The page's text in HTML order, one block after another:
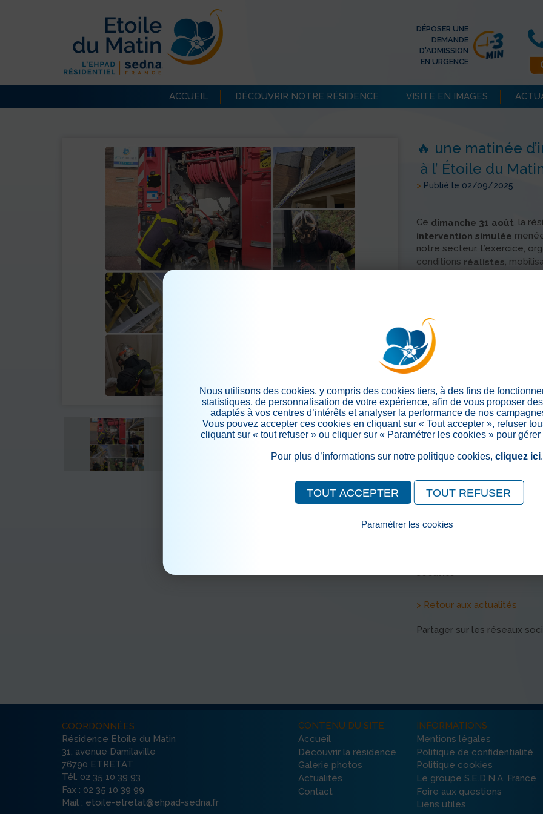
DÉPOSER UNE
DEMANDE
D'ADMISSION
EN URGENCE
ACCUEIL DÉCOUVRIR NOTRE RÉSIDENCE VISITE EN IMAGES
🔥 une matinée
à l’ Étoile du
> Publié le 02/09/2025
Ce dimanche 31 août, la
intervention simulée
notre secteur. L’exercice,
conditions réalistes,
…
L’équipe de la résidence a
simulée
, sans en connaître
tester les
dans un contexte
💪 Une coordination
Lespompiers volontaires
enchaînant les manœuvres
cette intervention fut
d’évacuation, les
🙏 Une collaboration
Nous remercions
de cet exercice
simulation est pour nous
,
sécurité.
> Retour aux actualités
Partager sur les réseaux
COORDONNÉES
Résidence Etoile du Matin
31, avenue Damilaville
76790 ETRETAT
Tél. 02 35 10 39 93
Fax : 02 35 10 39 99
Mail : etoile-etretat@ehpad-sedna.fr
CONTENU DU SITE
Accueil
Découvrir la résidence
Galerie photos
Actualités
Contact
INFORMATIONS
Mentions légales
Politique de confidentialité
Politique cookies
Le groupe S.E.D.N.A. France
Foire aux questions
Liens utiles
Nous utilisons des cookies, y compris des cookies tiers, à des fins de
statistiques, de personnalisation de votre expérience, afin de vous proposer
adaptés à vos centres d’intérêts et analyser la performance de nos
Vous pouvez accepter ces cookies en cliquant sur « Tout accepter », refuser
cliquant sur « tout refuser » ou cliquer sur « Paramétrer les cookies » pour
Pour plus d’informations sur notre politique cookies,cliquez ici.
TOUT ACCEPTER TOUT REFUSER
Paramétrer les cookies